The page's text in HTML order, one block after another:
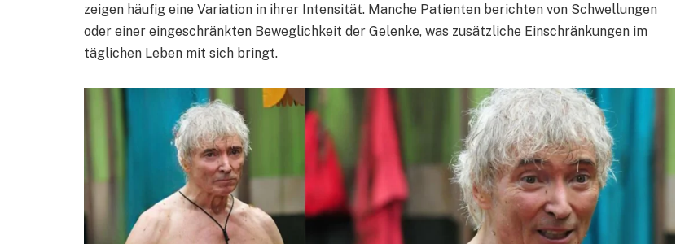
zeigen häufig eine Variation in ihrer Intensität. Manche Patienten berichten von Schwellungen
oder einer eingeschränkten Beweglichkeit der Gelenke, was zusätzliche Einschränkungen im
täglichen Leben mit sich bringt.